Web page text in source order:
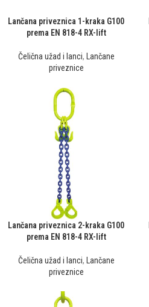
Lančana priveznica 1-kraka G100
prema EN 818-4 RX-lift
Čelična užad i lanci,
Lančane
priveznice
Lančana priveznica 2-kraka G100
prema EN 818-4 RX-lift
Čelična užad i lanci,
Lančane
priveznice